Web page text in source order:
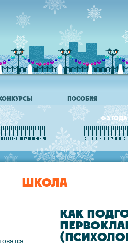
КОНКУРСЫ ПОСОБИЯ
0-3 ГОДА
ШКОЛА
КАК